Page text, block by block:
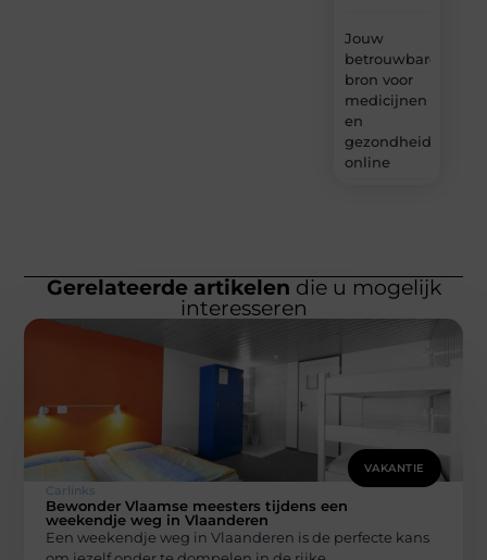
Jouw
betrouwbare
bron voor
medicijnen
en
online
Gerelateerde artikelen die u mogelijk
interesseren
VAKANTIE
Carlinks
Bewonder Vlaamse meesters tijdens een
weekendje weg in Vlaanderen
Een weekendje weg in Vlaanderen is de perfecte kans